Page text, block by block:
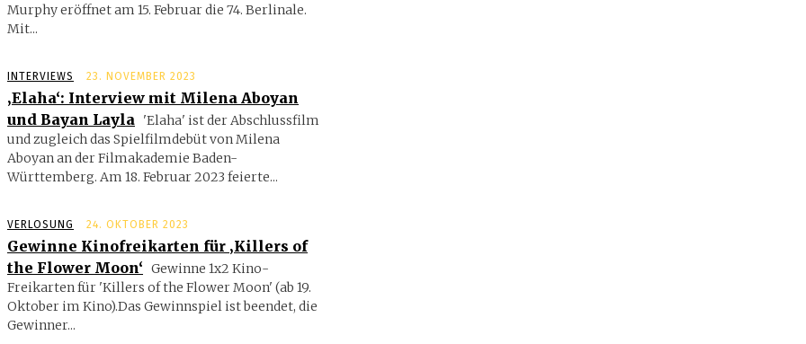
Murphy eröffnet am 15. Februar die 74. Berlinale.
Mit...
INTERVIEWS 23. NOVEMBER 2023
‚Elaha‘: Interview mit Milena Aboyan
und Bayan Layla 'Elaha' ist der Abschlussfilm
und zugleich das Spielfilmdebüt von Milena
Aboyan an der Filmakademie Baden-
Württemberg. Am 18. Februar 2023 feierte...
VERLOSUNG 24. OKTOBER 2023
Gewinne Kinofreikarten für ‚Killers of
the Flower Moon‘ Gewinne 1x2 Kino-
Freikarten für 'Killers of the Flower Moon' (ab 19.
Oktober im Kino).Das Gewinnspiel ist beendet, die
Gewinner...